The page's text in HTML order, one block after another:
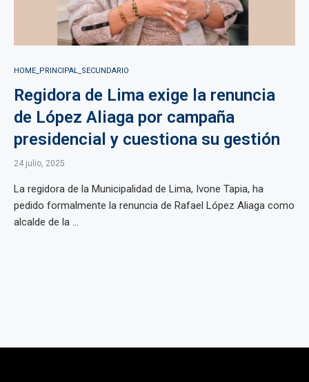
HOME_PRINCIPAL_SECUNDARIO
Regidora de Lima exige la renuncia
de López Aliaga por campaña
presidencial y cuestiona su gestión
24 julio, 2025
La regidora de la Municipalidad de Lima, Ivone Tapia, ha
pedido formalmente la renuncia de Rafael López Aliaga como
alcalde de la ...